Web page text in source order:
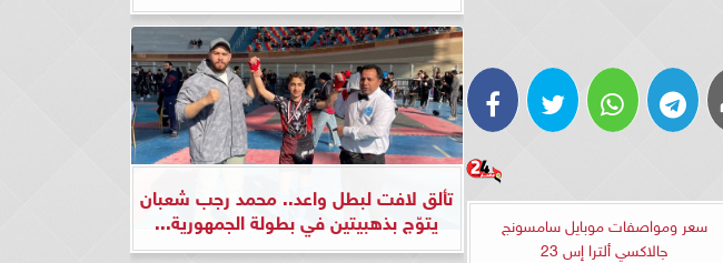
سعر ومواصفات موبايل سامسونج
جالاكسي ألترا إس 23
تألق لافت لبطل واعد.. محمد رجب شعبان
يتوّج بذهبيتين في بطولة الجمهورية...